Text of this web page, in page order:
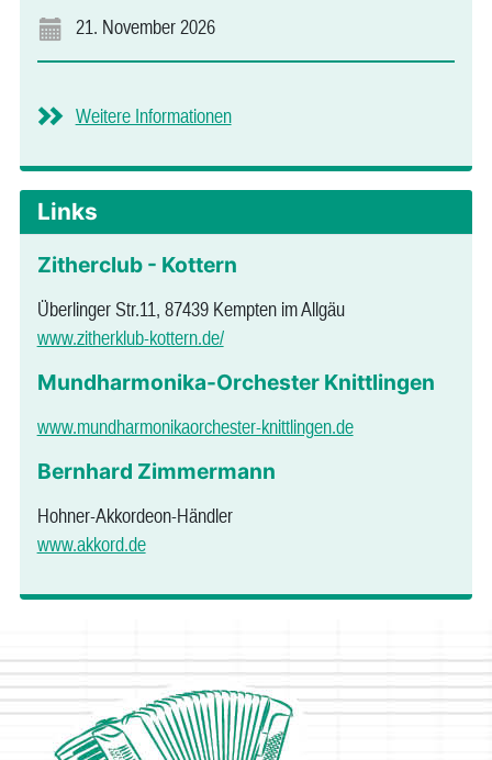
21. November 2026
Weitere Informationen
Links
Zitherclub - Kottern
Überlinger Str.11, 87439 Kempten im Allgäu
www.zitherklub-kottern.de/
Mundharmonika-Orchester Knittlingen
www.mundharmonikaorchester-knittlingen.de
Bernhard Zimmermann
Hohner-Akkordeon-Händler
www.akkord.de